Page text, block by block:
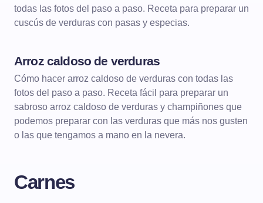
todas las fotos del paso a paso. Receta para preparar un
cuscús de verduras con pasas y especias.
Arroz caldoso de verduras
Cómo hacer arroz caldoso de verduras con todas las
fotos del paso a paso. Receta fácil para preparar un
sabroso arroz caldoso de verduras y champiñones que
podemos preparar con las verduras que más nos gusten
o las que tengamos a mano en la nevera.
Carnes